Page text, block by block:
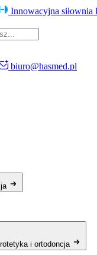
Innowacyjna siłownia
biuro@hasmed.pl
i ortodoncja